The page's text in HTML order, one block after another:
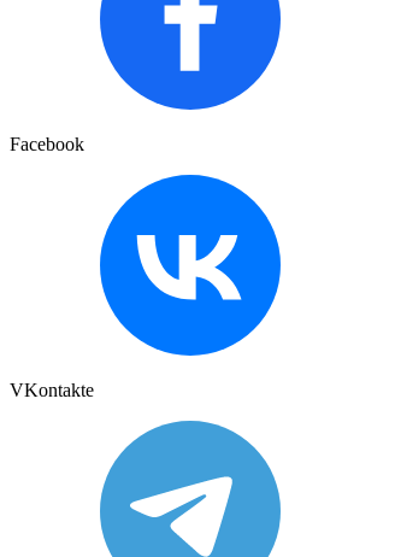
Facebook
VKontakte